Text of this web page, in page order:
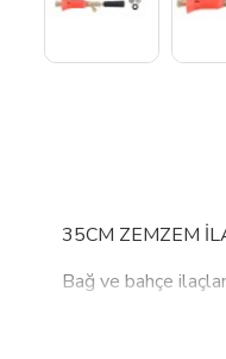
35CM ZEMZEM
Bağ ve bahçe